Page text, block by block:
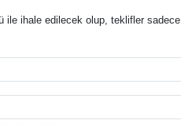
ile ihale edilecek olup, teklifler sadece